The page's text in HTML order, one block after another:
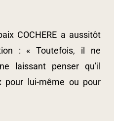
COCHERE a aussitôt
: « Toutefois, il ne
laissant penser qu’il
pour lui-même ou pour